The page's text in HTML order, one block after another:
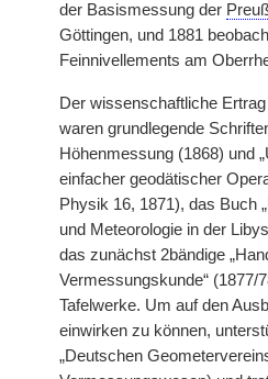
der Basismessung der
Göttingen, und 1881
Feinnivellements am
Der wissenschaftliche
waren grundlegende
Höhenmessung (1868) und
einfacher geodätischer
Physik 16, 1871), das Buch
und Meteorologie in der
das zunächst 2bändige
Vermessungskunde“ (1877/
Tafelwerke. Um auf den
einwirken zu können,
„Deutschen